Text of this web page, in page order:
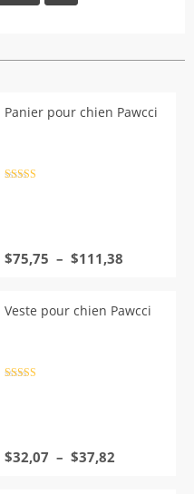
Panier pour chien Pawcci
$75,75 – $111,38
$75,75
Veste pour chien Pawcci
$32,07 – $37,82